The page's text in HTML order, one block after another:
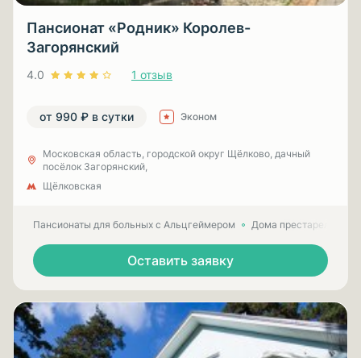
Пансионат «Родник» Королев-
Загорянский
4.0 1 отзыв
от 990 ₽ в сутки Эконом
Московская область, городской округ Щёлково, дачный
посёлок Загорянский,
Щёлковская
Пансионаты для больных с Альцгеймером Дома престарелых
Оставить заявку